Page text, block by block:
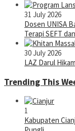
31 July 2026
Dosen UNISA
Terapi SEFT
30 July 2026
LAZ Darul
Trending This
1
Kabupaten